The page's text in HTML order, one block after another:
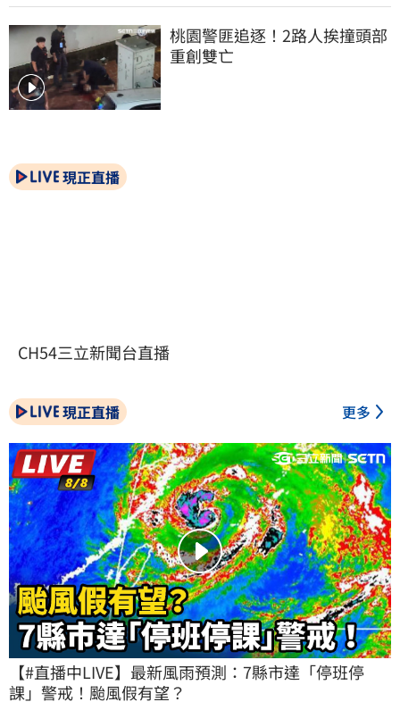
桃園警匪追逐！2路人挨撞頭部
重創雙亡
現正直播
CH54三立新聞台直播
現正直播 更多
【#直播中LIVE】最新風雨預測：7縣市達「停班停
課」警戒！颱風假有望？